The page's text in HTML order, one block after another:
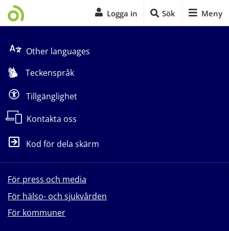
Logga in Sök Meny
Other languages
Teckenspråk
Tillgänglighet
Kontakta oss
Kod för dela skärm
För press och media
För hälso- och sjukvården
För kommuner